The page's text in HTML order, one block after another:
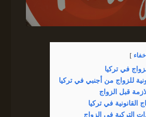
إخفاء
في تركيا
للزواج من أجنبي في تركيا
قبل الزواج
القانونية في تركيا
التركية في الزواج